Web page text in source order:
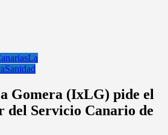
La
Sanidad
Gomera (IxLG) pide el
del Servicio Canario de